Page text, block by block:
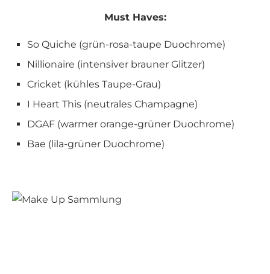
Must Haves:
So Quiche (grün-rosa-taupe Duochrome)
Nillionaire (intensiver brauner Glitzer)
Cricket (kühles Taupe-Grau)
I Heart This (neutrales Champagne)
DGAF (warmer orange-grüner Duochrome)
Bae (lila-grüner Duochrome)